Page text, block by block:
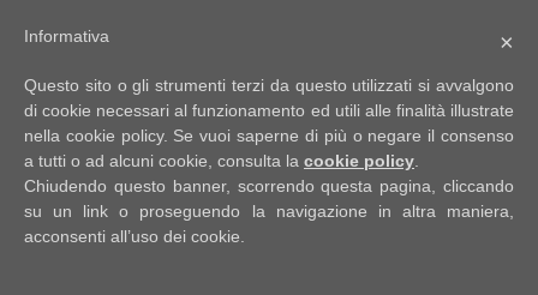
EN
HOME
Contratto
Qualsiasi
×
Informativa
Questo sito o gli strumenti terzi da questo utilizzati si avvalgono
di cookie necessari al funzionamento ed utili alle finalità illustrate
nella cookie policy. Se vuoi saperne di più o negare il consenso
a tutti o ad alcuni cookie, consulta la cookie policy
Chiudendo questo banner, scorrendo questa pagina, cliccando
su un link o proseguendo la navigazione in altra maniera,
acconsenti all’uso dei cookie.